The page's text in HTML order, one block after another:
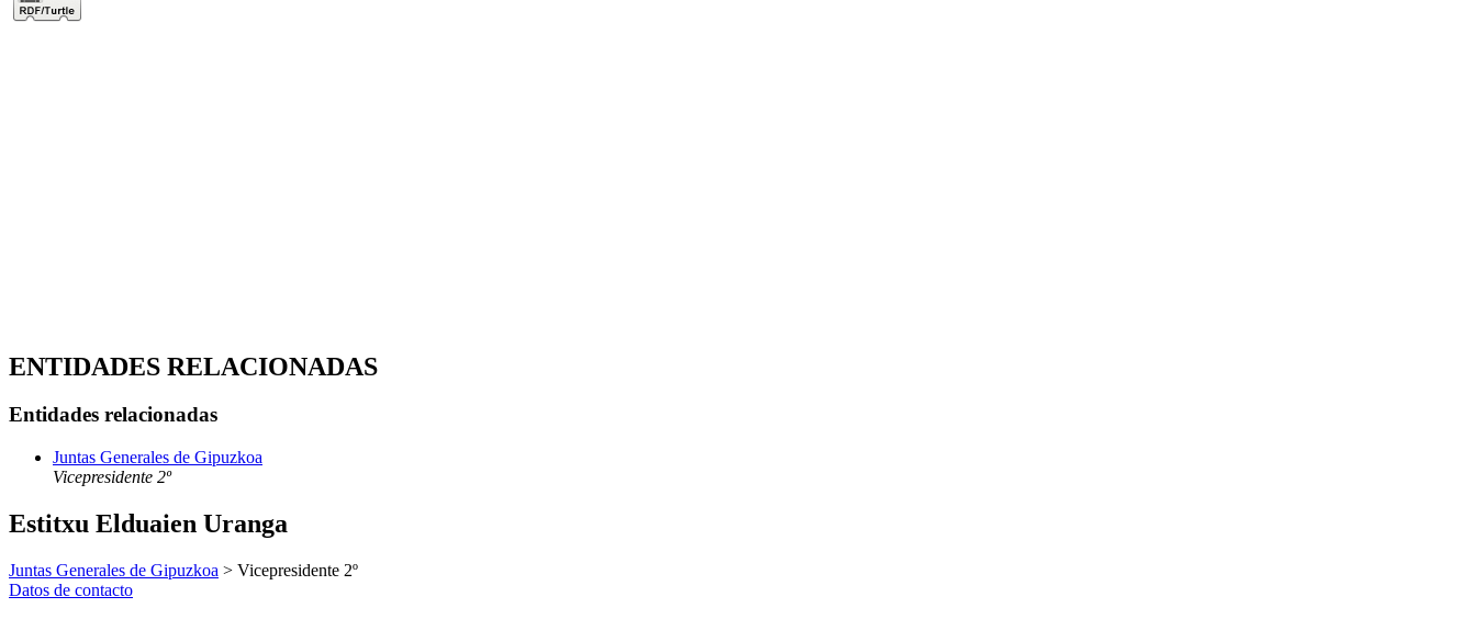
ENTIDADES RELACIONADAS
Entidades relacionadas
Juntas Generales de Gipuzkoa
Vicepresidente 2º
Estitxu Elduaien Uranga
Juntas Generales de Gipuzkoa > Vicepresidente 2º
Datos de contacto